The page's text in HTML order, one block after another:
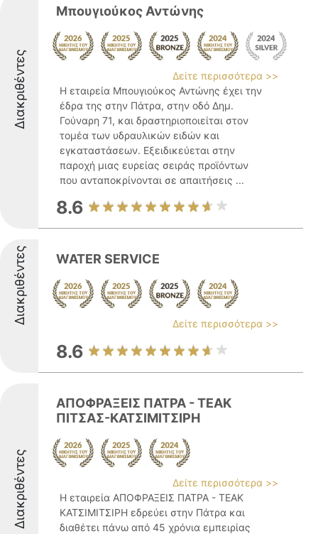
Διακριθέντες
Μπουγιούκος Αντώνης
Δείτε περισσότερα >>
Η εταιρεία Μπουγιούκος Αντώνης έχει την
έδρα της στην Πάτρα, στην οδό Δημ.
Γούναρη 71, και δραστηριοποιείται στον
τομέα των υδραυλικών ειδών και
εγκαταστάσεων. Εξειδικεύεται στην
παροχή μιας ευρείας σειράς προϊόντων
που ανταποκρίνονται σε απαιτήσεις ...
8.6
Διακριθέντες WATER SERVICE
Δείτε περισσότερα >>
8.6
Διακριθέντες
ΑΠΟΦΡΑΞΕΙΣ ΠΑΤΡΑ - ΤΕΑΚ
ΠΙΤΣΑΣ-ΚΑΤΣΙΜΙΤΣΙΡΗ
Δείτε περισσότερα >>
Η εταιρεία ΑΠΟΦΡΑΞΕΙΣ ΠΑΤΡΑ - ΤΕΑΚ
ΚΑΤΣΙΜΙΤΣΙΡΗ εδρεύει στην Πάτρα και
διαθέτει πάνω από 45 χρόνια εμπειρίας